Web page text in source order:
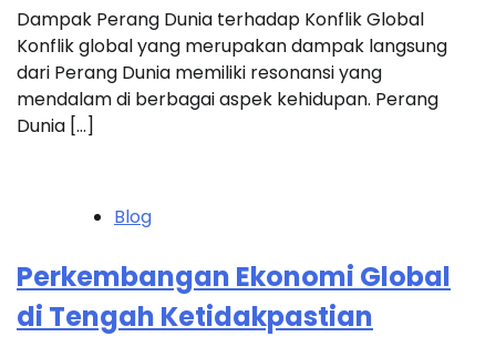
Dampak Perang Dunia terhadap Konflik Global
Konflik global yang merupakan dampak langsung
dari Perang Dunia memiliki resonansi yang
mendalam di berbagai aspek kehidupan. Perang
Dunia […]
Blog
Perkembangan Ekonomi Global
di Tengah Ketidakpastian